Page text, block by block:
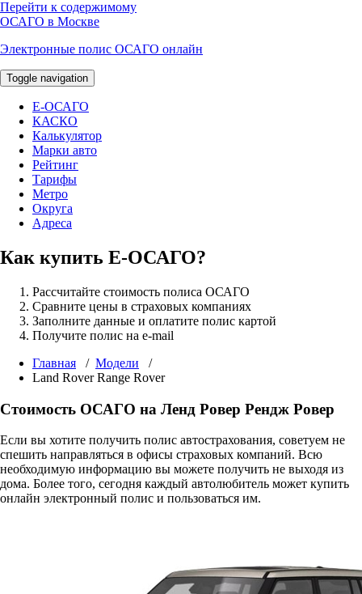
Перейти к содержимому
ОСАГО в Москве
Электронные полис ОСАГО онлайн
Toggle navigation
E-ОСАГО
КАСКО
Калькулятор
Марки авто
Рейтинг
Тарифы
Метро
Округа
Адреса
Как купить Е-ОСАГО?
Рассчитайте стоимость полиса ОСАГО
Сравните цены в страховых компаниях
Заполните данные и оплатите полис картой
Получите полис на e-mail
Главная / Модели /
Land Rover Range Rover
Стоимость ОСАГО на Ленд Ровер Рендж Ровер
Если вы хотите получить полис автострахования, советуем не
спешить направляться в офисы страховых компаний. Всю
необходимую информацию вы можете получить не выходя из
дома. Более того, сегодня каждый автолюбитель может купить
онлайн электронный полис и пользоваться им.